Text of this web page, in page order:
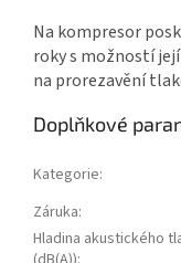
Na kompresor
roky s možností
na prorezavění
Doplňkové
Kategorie:
Záruka:
Hladina akustického